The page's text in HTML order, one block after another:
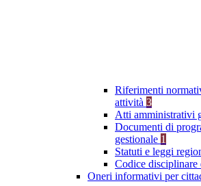
Riferimenti
attività 3
Atti amministrativi
Documenti di
gestionale 1
Statuti e leggi
Codice disciplinare
Oneri informativi per